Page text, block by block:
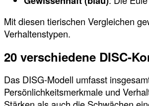
Mit diesen tierischen Vergleichen
Verhaltenstypen.
20 verschiedene DISC-
Das DISG-Modell umfasst
Persönlichkeitsmerkmale und